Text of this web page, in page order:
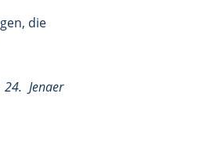
die
Jenaer